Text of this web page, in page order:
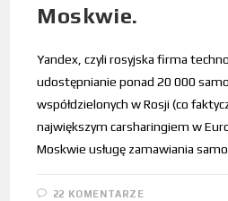
Moskwie.
Yandex, czyli rosyjska firma
udostępnianie ponad 20 000
współdzielonych w Rosji (co
największym carsharingiem w
Moskwie usługę zamawiania
22 KOMENTARZE